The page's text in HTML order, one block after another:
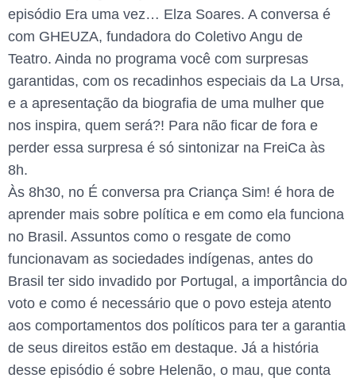
episódio Era uma vez… Elza Soares. A conversa é
com GHEUZA, fundadora do Coletivo Angu de
Teatro. Ainda no programa você com surpresas
garantidas, com os recadinhos especiais da La Ursa,
e a apresentação da biografia de uma mulher que
nos inspira, quem será?! Para não ficar de fora e
perder essa surpresa é só sintonizar na FreiCa às
8h.
Às 8h30, no É conversa pra Criança Sim! é hora de
aprender mais sobre política e em como ela funciona
no Brasil. Assuntos como o resgate de como
funcionavam as sociedades indígenas, antes do
Brasil ter sido invadido por Portugal, a importância do
voto e como é necessário que o povo esteja atento
aos comportamentos dos políticos para ter a garantia
de seus direitos estão em destaque. Já a história
desse episódio é sobre Helenão, o mau, que conta